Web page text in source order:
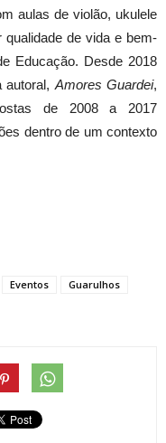
aulas de violão, ukulele
de vida e bem-
Educação. Desde 2018
autoral, Amores Guardei,
de 2008 a 2017
dentro de um contexto
Eventos
Guarulhos